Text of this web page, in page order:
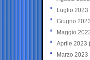
Luglio 2023
Giugno 2023
Maggio
Aprile 2023
Marzo 2023